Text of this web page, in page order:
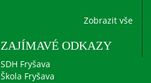
Zobrazit vše
ZAJÍMAVÉ ODKAZY
SDH Fryšava
Škola Fryšava